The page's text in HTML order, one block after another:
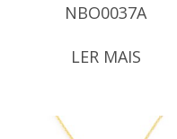
NBO0037A
LER MAIS